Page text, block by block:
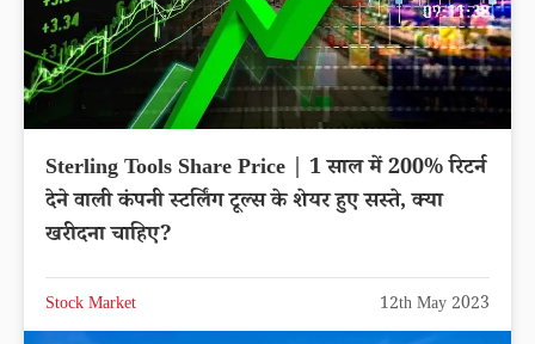
Sterling Tools Share Price | 1 साल में 200% रिटर्न
देने वाली कंपनी स्टर्लिंग टूल्स के शेयर हुए सस्ते, क्या
खरीदना चाहिए?
Stock Market 12th May 2023